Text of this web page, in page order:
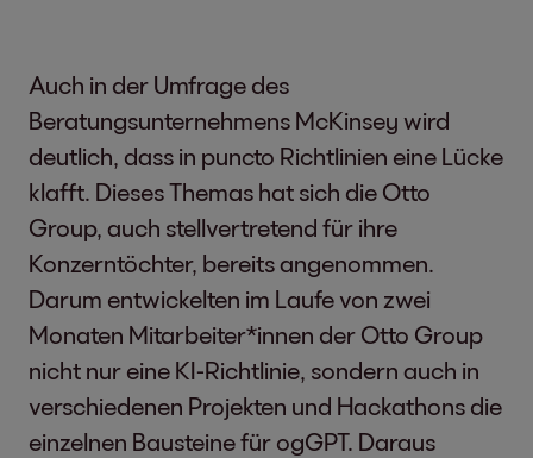
Auch in der Umfrage des
Beratungsunternehmens McKinsey wird
deutlich, dass in puncto Richtlinien eine Lücke
klafft. Dieses Themas hat sich die Otto
Group, auch stellvertretend für ihre
Konzerntöchter, bereits angenommen.
Darum entwickelten im Laufe von zwei
Monaten Mitarbeiter*innen der Otto Group
nicht nur eine KI-Richtlinie, sondern auch in
verschiedenen Projekten und Hackathons die
einzelnen Bausteine für ogGPT. Daraus